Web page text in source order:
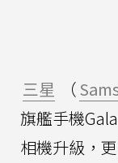
三星 （
旗艦手機
相機升級，